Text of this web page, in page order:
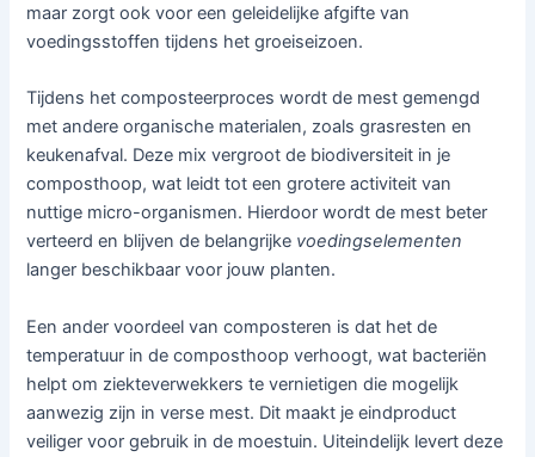
maar zorgt ook voor een geleidelijke afgifte van
voedingsstoffen tijdens het groeiseizoen.
Tijdens het composteerproces wordt de mest gemengd
met andere organische materialen, zoals grasresten en
keukenafval. Deze mix vergroot de biodiversiteit in je
composthoop, wat leidt tot een grotere activiteit van
nuttige micro-organismen. Hierdoor wordt de mest beter
verteerd en blijven de belangrijke voedingselementen
langer beschikbaar voor jouw planten.
Een ander voordeel van composteren is dat het de
temperatuur in de composthoop verhoogt, wat bacteriën
helpt om ziekteverwekkers te vernietigen die mogelijk
aanwezig zijn in verse mest. Dit maakt je eindproduct
veiliger voor gebruik in de moestuin. Uiteindelijk levert deze